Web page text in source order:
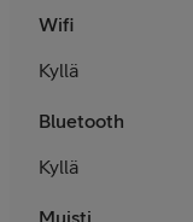
Wifi
Kyllä
Bluetooth
Kyllä
Muisti